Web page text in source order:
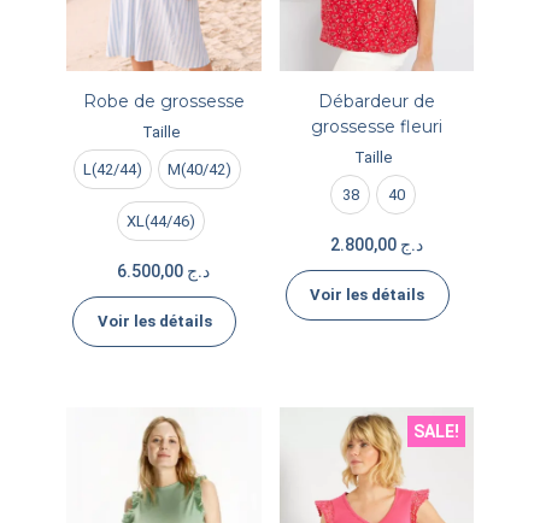
Robe de grossesse
Taille
L(42/44) M(40/42)
XL(44/46)
د.ج
Voir les détails
Débardeur de
grossesse fleuri
Taille
38 40
د.ج 2.800,00
Voir les détails
SALE!